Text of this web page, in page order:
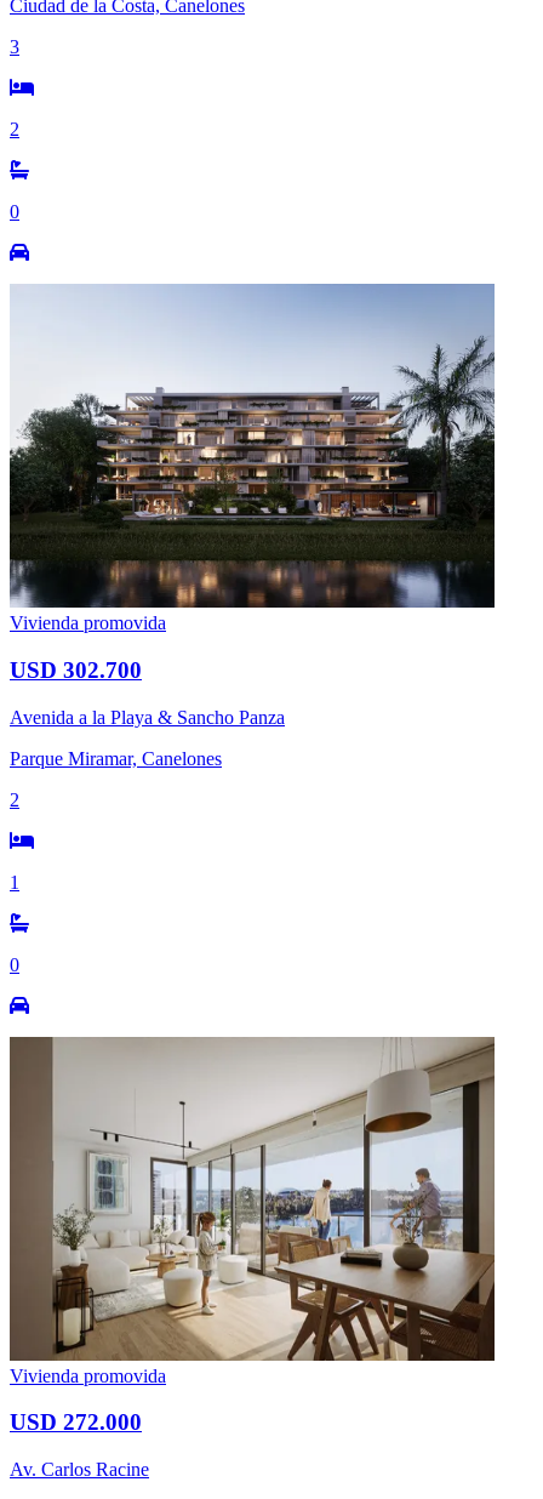
Ciudad de la Costa, Canelones
3
2
0
Vivienda promovida
USD 302.700
Avenida a la Playa & Sancho Panza
Parque Miramar, Canelones
2
1
0
Vivienda promovida
USD 272.000
Av. Carlos Racine